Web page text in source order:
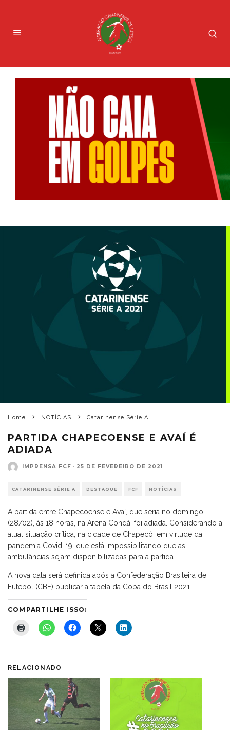
Home NOTÍCIAS Catarinense Série A
PARTIDA CHAPECOENSE E AVAÍ É
ADIADA
IMPRENSA FCF · 25 DE FEVEREIRO DE 2021
CATARINENSE SÉRIE A DESTAQUE FCF NOTÍCIAS
A partida entre Chapecoense e Avaí, que seria no domingo
(28/02), às 18 horas, na Arena Condá, foi adiada. Considerando a
atual situação crítica, na cidade de Chapecó, em virtude da
pandemia Covid-19, que está impossibilitando que as
ambulâncias sejam disponibilizadas para a partida.
A nova data será definida após a Confederação Brasileira de
Futebol (CBF) publicar a tabela da Copa do Brasil 2021.
COMPARTILHE ISSO:
RELACIONADO